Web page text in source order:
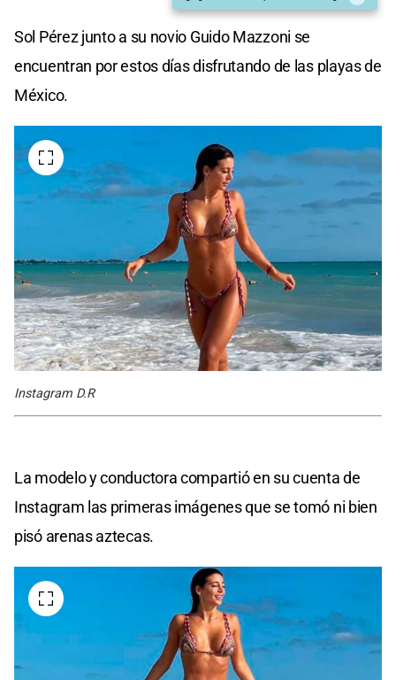
Sol Pérez junto a su novio Guido Mazzoni se
encuentran por estos días disfrutando de las playas de
México.
Instagram D.R
La modelo y conductora compartió en su cuenta de
Instagram las primeras imágenes que se tomó ni bien
pisó arenas aztecas.